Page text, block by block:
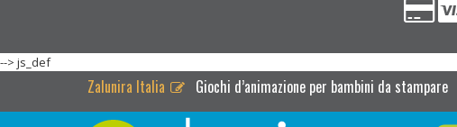
--> js_def
Zalunira Italia Giochi d’animazione per bambini da stampare